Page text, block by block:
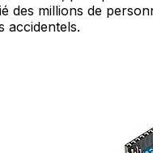
des millions de
accidentels.